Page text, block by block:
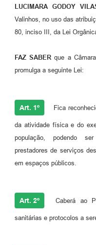
Editais
Links
Serviços Online
Telefones Úteis
Enquete
Agenda
LUCIMARA GODOY
Valinhos, no uso das
80, inciso III, da Lei
FAZ SABERque a
promulga a seguinte Lei:
Art. 1º Fica
da atividade física e do
população, podendo
prestadores de serviços
em espaços públicos.
Art. 2º Caberá ao
sanitárias e protocolos a